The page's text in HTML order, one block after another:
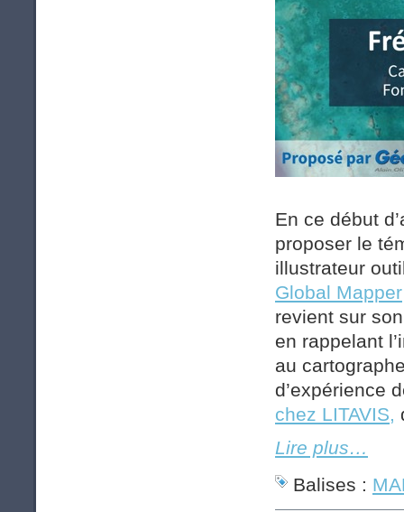
En ce début
proposer le
illustrateur
Global Mapper
revient sur
en rappelant
au
d’expérience
chez LITAVIS,
Lire plus…
Balises :